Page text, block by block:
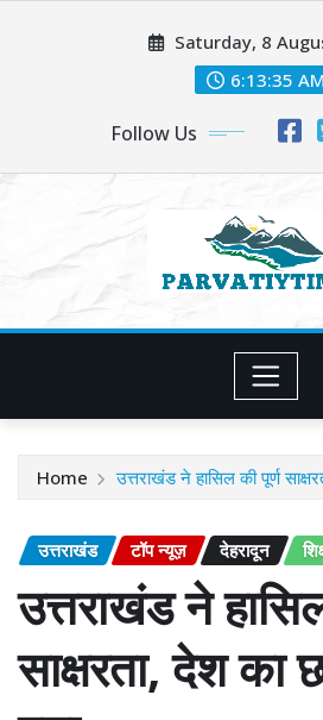
Saturday, 8
6:13:37 AM
Follow Us
Home उत्तराखंड ने हासिल की पूर्ण
उत्तराखंड टॉप न्यूज़ देहरादून
उत्तराखंड ने
साक्षरता, देश का